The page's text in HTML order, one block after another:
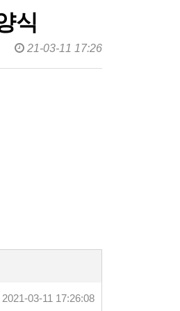
식
21-03-11 17:26
03-11 17:26:08